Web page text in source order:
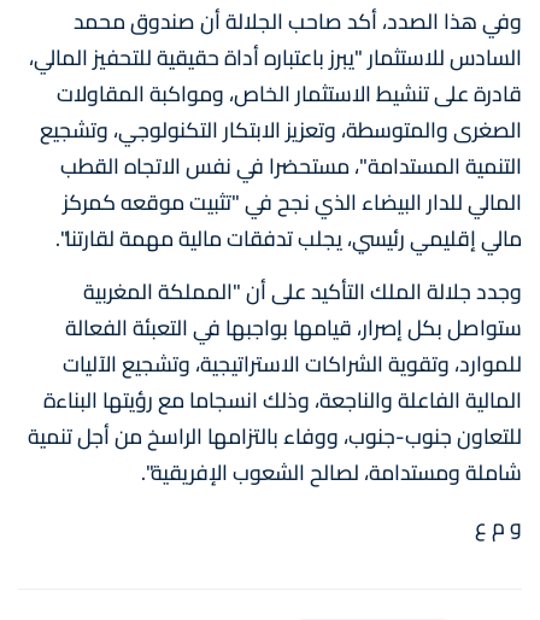
وفي هذا الصدد، أكد صاحب الجلالة أن صندوق محمد
السادس للاستثمار "يبرز باعتباره أداة حقيقية للتحفيز المالي،
قادرة على تنشيط الاستثمار الخاص، ومواكبة المقاولات
الصغرى والمتوسطة، وتعزيز الابتكار التكنولوجي، وتشجيع
التنمية المستدامة"، مستحضرا في نفس الاتجاه القطب
المالي للدار البيضاء الذي نجح في "تثبيت موقعه كمركز
مالي إقليمي رئيسي، يجلب تدفقات مالية مهمة لقارتنا".
وجدد جلالة الملك التأكيد على أن "المملكة المغربية
ستواصل بكل إصرار، قيامها بواجبها في التعبئة الفعالة
للموارد، وتقوية الشراكات الاستراتيجية، وتشجيع الآليات
المالية الفاعلة والناجعة، وذلك انسجاما مع رؤيتها البناءة
للتعاون جنوب-جنوب، ووفاء بالتزامها الراسخ من أجل تنمية
شاملة ومستدامة، لصالح الشعوب الإفريقية".
و م ع